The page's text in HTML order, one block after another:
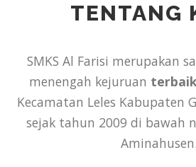
TENTANG
SMKS Al Farisi merupakan
menengah kejuruan
Kecamatan Leles Kabupaten
sejak tahun 2009 di bawah
Aminahusen.